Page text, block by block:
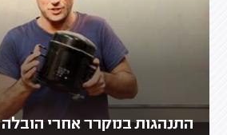
התנהגות במקרר אחרי הובלה